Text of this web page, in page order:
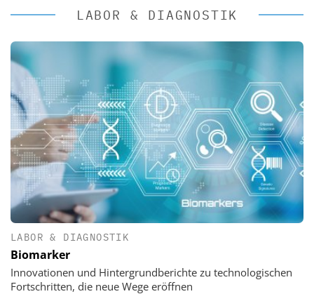
LABOR & DIAGNOSTIK
LABOR & DIAGNOSTIK
Biomarker
Innovationen und Hintergrundberichte zu technologischen
Fortschritten, die neue Wege eröffnen